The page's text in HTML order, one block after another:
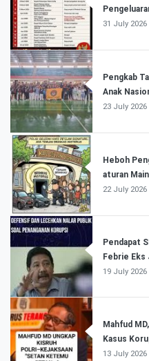
31 July 2026
Pengkab
Anak
23 July 2026
Heboh
aturan
22 July 2026
Pendapat
Febrie Eks
19 July 2026
Mahfud
Kasus
13 July 2026